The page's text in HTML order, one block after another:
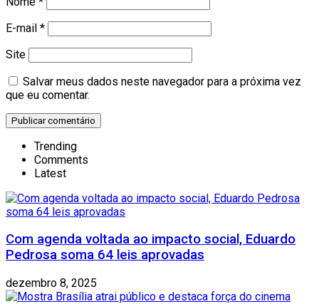
E-mail *
Site
Salvar meus dados neste navegador para a próxima vez
que eu comentar.
Trending
Comments
Latest
Com agenda voltada ao impacto social, Eduardo
Pedrosa soma 64 leis aprovadas
dezembro 8, 2025